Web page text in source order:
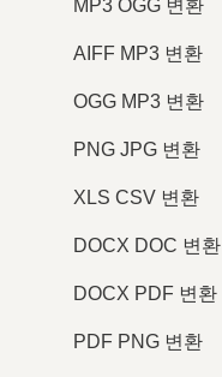
MP3 OGG 변환
AIFF MP3 변환
OGG MP3 변환
PNG JPG 변환
XLS CSV 변환
DOCX DOC 변환
DOCX PDF 변환
PDF PNG 변환